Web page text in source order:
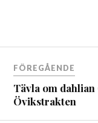
FÖREGÅENDE
Tävla om
Övikstrakten